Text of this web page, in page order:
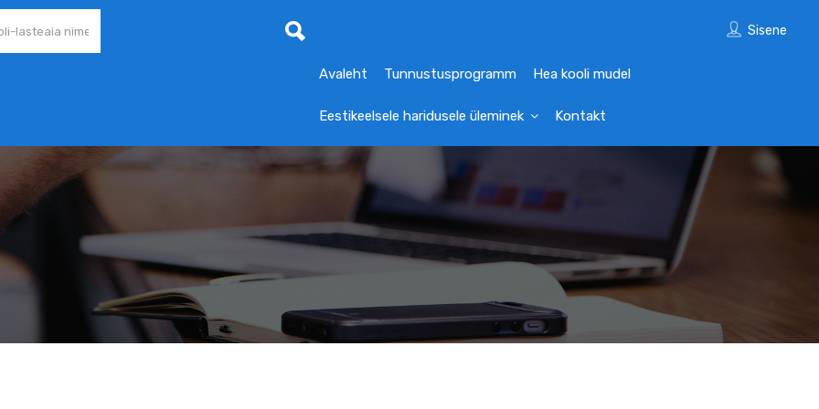
Sisene
Avaleht Tunnustusprogramm Hea kooli mudel
Eestikeelsele haridusele üleminek Kontakt